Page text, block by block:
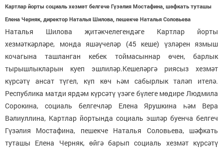
Картлар йорты социаль хезмәт белгече Гүзәлия Мостафина, шәфкать туташы
Елена Черняк, директор Наталья Шилова, пешекче Наталья Соловьева
Наталья Шилова җитәкчелегендәге Картлар йорты
хезмәткәрләре, монда яшәүчеләр (45 кеше) үзләрен язмыш
кочагына ташланган кебек тоймасыннар өчен, барлык
тырышлыкларын куеп эшлиләр.Кешеләргә риясыз хезмәт
күрсәтү ансат түгел, күп көч һәм сабырлык таләп ителә.
Республика матди ярдәм күрсәтү үзәге бүлеге мөдире Людмила
Сорокина, социаль белгечләр Елена Ярушкина һәм Вера
Вәлиуллина, Картлар йортында социаль эшләр буенча белгеч
Гүзәлия Мостафина, пешекче Наталья Соловьева, шәфкать
туташы Елена Черняк, өйгә барып социаль хезмәт күрсәтү